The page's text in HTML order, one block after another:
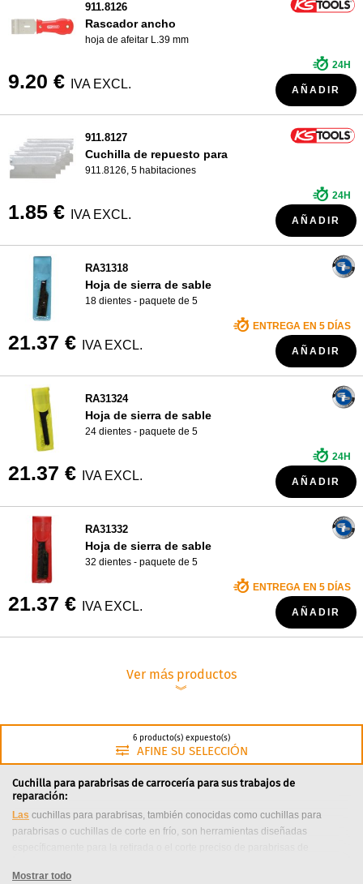
911.8126
Rascador ancho
hoja de afeitar L.39 mm
9.20 € IVA EXCL.
24H
AÑADIR
911.8127
Cuchilla de repuesto para
911.8126, 5 habitaciones
1.85 € IVA EXCL.
24H
AÑADIR
RA31318
Hoja de sierra de sable
18 dientes - paquete de 5
21.37 € IVA EXCL.
ENTREGA EN 5 DÍAS
AÑADIR
RA31324
Hoja de sierra de sable
24 dientes - paquete de 5
21.37 € IVA EXCL.
24H
AÑADIR
RA31332
Hoja de sierra de sable
32 dientes - paquete de 5
21.37 € IVA EXCL.
ENTREGA EN 5 DÍAS
AÑADIR
Ver más productos
︾
6 producto(s) expuesto(s)
AFINE SU SELECCIÓN
Cuchilla para parabrisas de carrocería para sus trabajos de
reparación:
Las cuchillas para parabrisas, también conocidas como cuchillas para
parabrisas o cuchillas de corte en frío, son herramientas diseñadas
especialmente a la hora de sustituir o reparar parabrisas. He aquí algunas
Mostrar todo